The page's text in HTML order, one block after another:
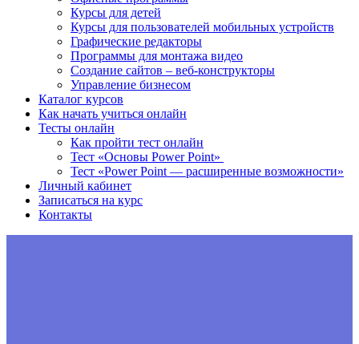
Курсы для детей
Курсы для пользователей мобильных устройств
Графические редакторы
Программы для монтажа видео
Создание сайтов – веб-конструкторы
Управление бизнесом
Каталог курсов
Как начать учиться онлайн
Тесты онлайн
Как пройти тест онлайн
Тест «Основы Power Point»
Тест «Power Point — расширенные возможности»
Личный кабинет
Записаться на курс
Контакты